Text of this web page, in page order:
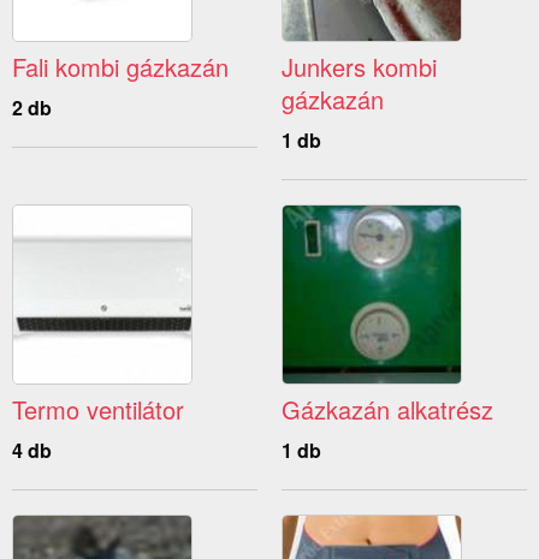
Fali kombi gázkazán
2 db
Junkers kombi
gázkazán
1 db
Termo ventilátor
4 db
Gázkazán alkatrész
1 db